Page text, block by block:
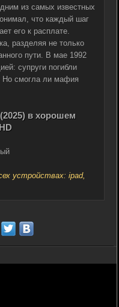
из самых известных
что каждый шаг
его к расплате.
разделяя не только
пути. В мае 1992
супруги погибли
Но смогла ли мафия
в хорошем
устройствах: ipad,